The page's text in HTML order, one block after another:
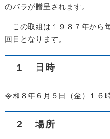
のバラが贈呈されます。
この取組は１９８７年から
回目となります。
１ 日時
令和８年６月５日（金）１６
２ 場所